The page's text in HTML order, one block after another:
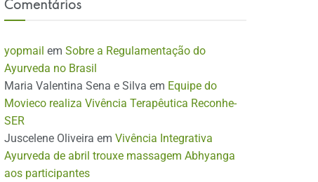
Comentários
yopmail em Sobre a Regulamentação do
Ayurveda no Brasil
Maria Valentina Sena e Silva em Equipe do
Movieco realiza Vivência Terapêutica Reconhe-
SER
Juscelene Oliveira em Vivência Integrativa
Ayurveda de abril trouxe massagem Abhyanga
aos participantes